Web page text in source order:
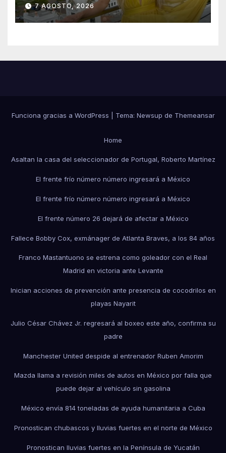
que le harán en Veracruz
7 AGOSTO, 2026
Funciona gracias a WordPress Tema: Newsup de Themeansar
Home
Asaltan la casa del seleccionador de Portugal, Roberto Martínez
El frente frío número número ingresará a México
El frente frío número número ingresará a México
El frente número 26 dejará de afectar a México
Fallece Bobby Cox, exmánager de Atlanta Braves, a los 84 años
Franco Mastantuono se estrena como goleador con el Real
Madrid en victoria ante Levante
Inician acciones de prevención ante presencia de cocodrilos en
playas Nayarit
Julio César Chávez Jr. regresará al boxeo este año, confirma su
padre
Manchester United despide al entrenador Ruben Amorim
Mazda llama a revisión miles de autos en México por falla que
puede dejar al vehículo sin gasolina
México envía 814 toneladas de ayuda humanitaria a Cuba
Pronostican chubascos y lluvias fuertes en el norte de México
Pronostican lluvias fuertes en la Península de Yucatán